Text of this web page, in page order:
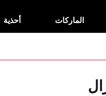
الماركات أحذية